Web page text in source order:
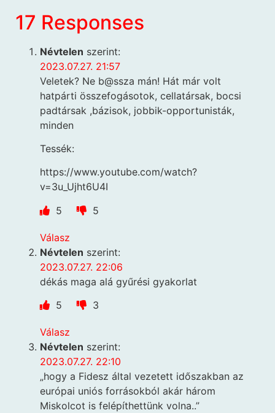
17 Responses
Névtelen szerint:
2023.07.27. 21:57
Veletek? Ne b@ssza mán! Hát már volt
hatpárti összefogásotok, cellatársak, bocsi
padtársak ,bázisok, jobbik-opportunisták,
minden
Tessék:
https://www.youtube.com/watch?
v=3u_Ujht6U4I
5
5
Válasz
Névtelen szerint:
2023.07.27. 22:06
dékás maga alá gyűrési gyakorlat
5
3
Válasz
Névtelen szerint:
2023.07.27. 22:10
„hogy a Fidesz által vezetett időszakban az
európai uniós forrásokból akár három
Miskolcot is felépíthettünk volna..”